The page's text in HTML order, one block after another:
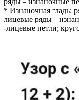
* Изнаночная гладь:
лицевые ряды –
-лицевые петли;